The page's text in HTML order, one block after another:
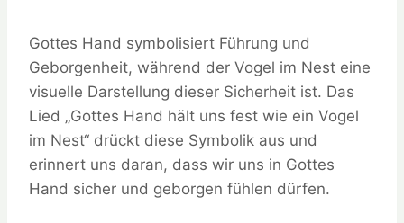
Gottes Hand symbolisiert Führung und
Geborgenheit, während der Vogel im Nest eine
visuelle Darstellung dieser Sicherheit ist. Das
Lied „Gottes Hand hält uns fest wie ein Vogel
im Nest“ drückt diese Symbolik aus und
erinnert uns daran, dass wir uns in Gottes
Hand sicher und geborgen fühlen dürfen.